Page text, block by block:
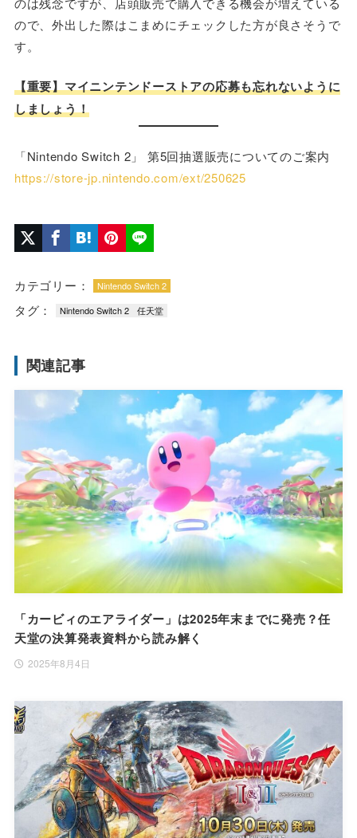
ので、外出した際はこまめにチェックした方が良さそうで
す。
【重要】マイニンテンドーストアの応募も忘れないように
しましょう！
「Nintendo Switch 2」 第5回抽選販売についてのご案内
https://store-jp.nintendo.com/ext/250625
カテゴリー： Nintendo Switch 2
タグ： Nintendo Switch 2 任天堂
関連記事
「カービィのエアライダー」は2025年末までに発売？任
天堂の決算発表資料から読み解く
2025年8月4日